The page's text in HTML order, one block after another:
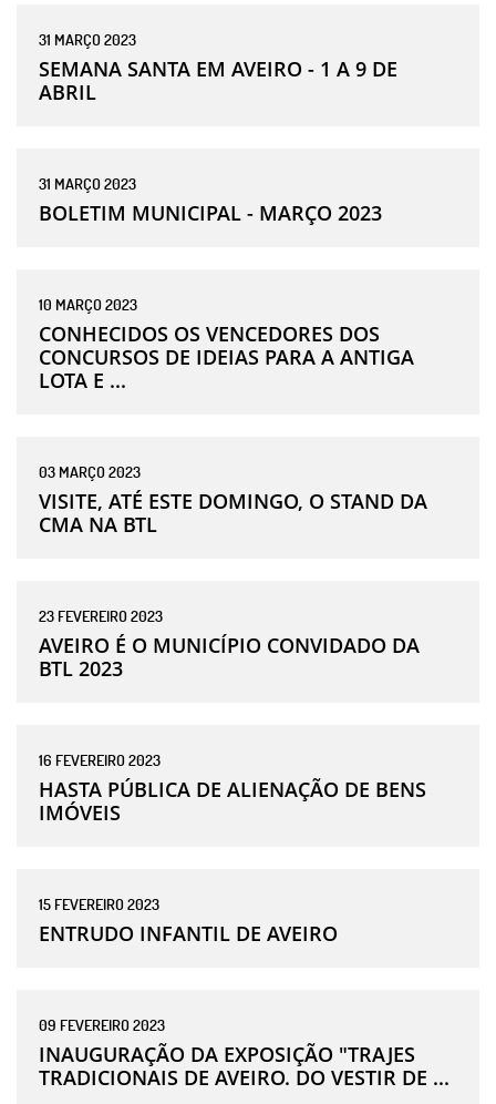
31 MARÇO2023
SEMANA SANTA EM AVEIRO - 1 A 9 DE
ABRIL
31 MARÇO2023
BOLETIM MUNICIPAL - MARÇO 2023
10 MARÇO2023
CONHECIDOS OS VENCEDORES DOS
CONCURSOS DE IDEIAS PARA A ANTIGA
LOTA E ...
03 MARÇO2023
VISITE, ATÉ ESTE DOMINGO, O STAND DA
CMA NA BTL
23 FEVEREIRO2023
AVEIRO É O MUNICÍPIO CONVIDADO DA
BTL 2023
16 FEVEREIRO2023
HASTA PÚBLICA DE ALIENAÇÃO DE BENS
IMÓVEIS
15 FEVEREIRO2023
ENTRUDO INFANTIL DE AVEIRO
09 FEVEREIRO2023
INAUGURAÇÃO DA EXPOSIÇÃO "TRAJES
TRADICIONAIS DE AVEIRO. DO VESTIR DE ...